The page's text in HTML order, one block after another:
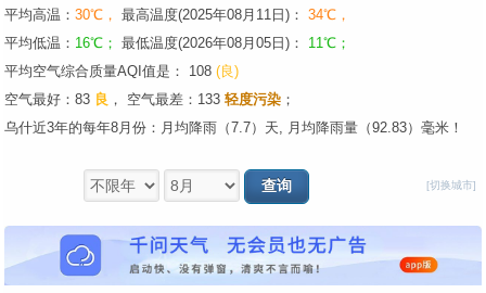
平均高温： 30℃， 最高温度(2025年08月11日)： 34℃，
平均低温： 16℃； 最低温度(2026年08月05日)： 11℃；
平均空气综合质量AQI值是： 108 (良)
空气最好：83 良 ， 空气最差：133 轻度污染 ；
乌什近3年的每年8月份：月均降雨（7.7）天, 月均降雨量（92.83）毫米！
[切换城市]